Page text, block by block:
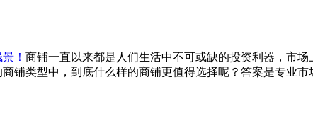
！ 商铺一直以来都是人们生活中不可或缺的投资利器，市
铺类型中，到底什么样的商铺更值得选择呢？答案是专业